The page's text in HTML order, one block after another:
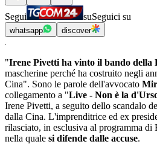
Segui suSeguici su
whatsapp discover
"Irene Pivetti ha vinto il bando della
mascherine perché ha costruito negli
Cina". Sono le parole dell'avvocato
collegamento a "Live - Non è la
Irene Pivetti, a seguito dello scandalo
dalla Cina. L'imprenditrice ed ex
rilasciato, in esclusiva al programma di
nella quale si difende dalle accuse.